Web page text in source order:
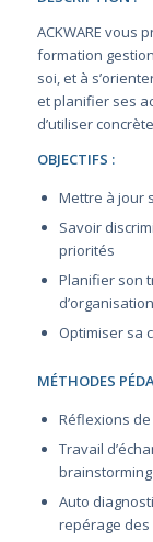
ACKWARE vous
formation
soi, et à
et planifier ses
d’utiliser
OBJECTIFS :
Mettre à jour
Savoir
priorités
Planifier son
Optimiser sa
MÉTHODES
Réflexions
Travail
brainstorming
Auto
repérage